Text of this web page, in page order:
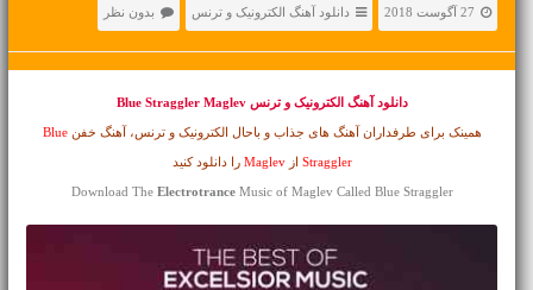
27 آگوست 2018 دانلود آهنگ الکترونیک و ترنس بدون نظر
دانلود آهنگ الکترونیک و ترنس Blue Straggler Maglev
همینک برای طرفداران آهنگ های جذاب و باحال الکترونیک و ترنس، آهنگ خفنBlue
Straggler ازMaglev را دانلود کنید
Download The Electrotrance Music of Maglev Called Blue Straggler